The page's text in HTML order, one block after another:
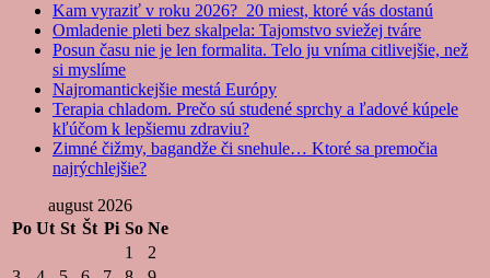
Kam vyraziť v roku 2026? 20 miest, ktoré vás dostanú
Omladenie pleti bez skalpela: Tajomstvo sviežej tváre
Posun času nie je len formalita. Telo ju vníma citlivejšie, než
si myslíme
Najromantickejšie mestá Európy
Terapia chladom. Prečo sú studené sprchy a ľadové kúpele
kľúčom k lepšiemu zdraviu?
Zimné čižmy, bagandže či snehule… Ktoré sa premočia
najrýchlejšie?
august 2026
Po Ut St Št Pi So Ne
1
2